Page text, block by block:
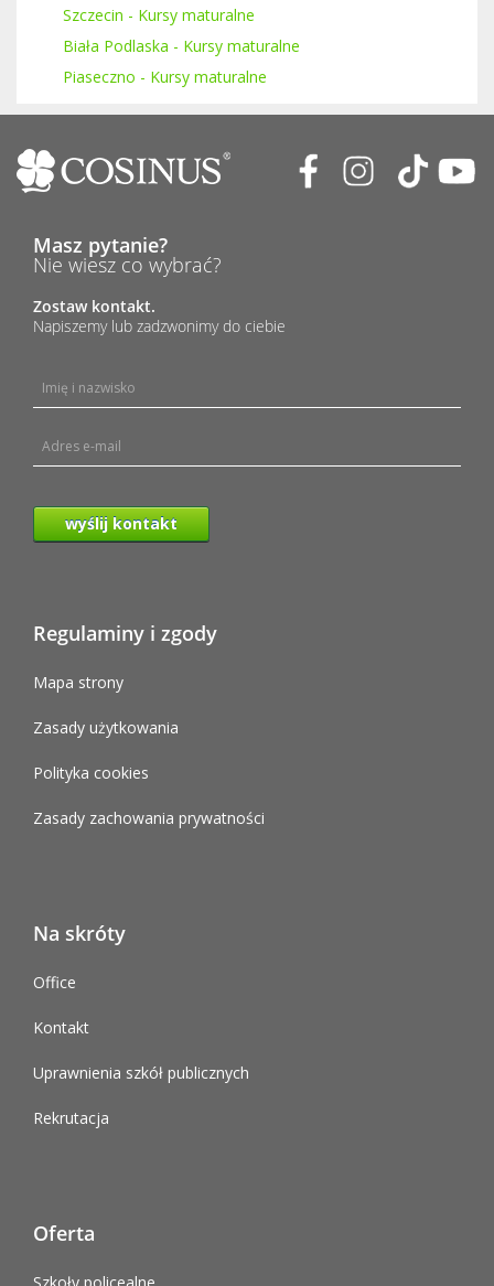
Szczecin - Kursy maturalne
Biała Podlaska - Kursy maturalne
Piaseczno - Kursy maturalne
Masz pytanie?
Nie wiesz co wybrać?
Zostaw kontakt.
Napiszemy lub zadzwonimy do ciebie
wyślij kontakt
Regulaminy i zgody
Mapa strony
Zasady użytkowania
Polityka cookies
Zasady zachowania prywatności
Na skróty
Office
Kontakt
Uprawnienia szkół publicznych
Rekrutacja
Oferta